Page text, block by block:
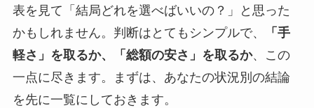
表を見て「結局どれを選べばいいの？」と思った
かもしれません。判断はとてもシンプルで、
「手
軽さ」を取るか、「総額の安さ」を取るか、この
一点に尽きます。まずは、あなたの状況別の結論
を先に一覧にしておきます。